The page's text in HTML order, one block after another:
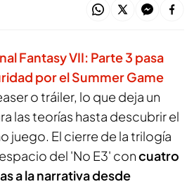
Fantasy VII: Parte 3 pasa
por el Summer Game
o tráiler, lo que deja un
las teorías hasta descubrir el
juego. El cierre de la trilogía
del 'No E3' concuatro
a la narrativa desde